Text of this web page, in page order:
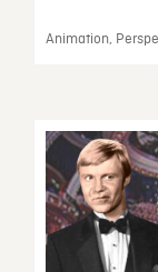
Animation,